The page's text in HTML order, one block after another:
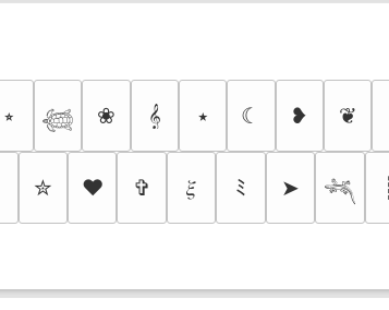
⭒ 𓆉 ❀ 𝄞 ⭑ ☾ ❥ ❦
✮ ❤ ✞ 𝜉 ﾐ ➤ 𓆈 ┊